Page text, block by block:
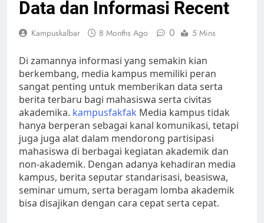
Data dan Informasi Recent
Kampuskalbar 8 Months Ago 0 5 Mins
Di zamannya informasi yang semakin kian
berkembang, media kampus memiliki peran
sangat penting untuk memberikan data serta
berita terbaru bagi mahasiswa serta civitas
akademika. kampusfakfak Media kampus tidak
hanya berperan sebagai kanal komunikasi, tetapi
juga juga alat dalam mendorong partisipasi
mahasiswa di berbagai kegiatan akademik dan
non-akademik. Dengan adanya kehadiran media
kampus, berita seputar standarisasi, beasiswa,
seminar umum, serta beragam lomba akademik
bisa disajikan dengan cara cepat serta cepat.